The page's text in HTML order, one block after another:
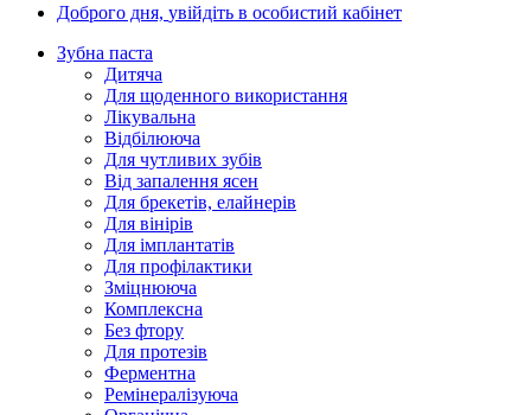
Доброго дня, увійдіть в особистий кабінет
Зубна паста
Дитяча
Для щоденного використання
Лікувальна
Відбілююча
Для чутливих зубів
Від запалення ясен
Для брекетів, елайнерів
Для вінірів
Для імплантатів
Для профілактики
Зміцнююча
Комплексна
Без фтору
Для протезів
Ферментна
Ремінералізуюча